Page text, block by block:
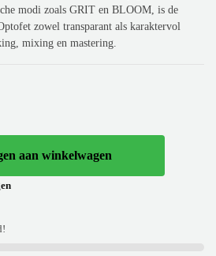
modi zoals GRIT en BLOOM, is de
zowel transparant als karaktervol
mixing en mastering.
aan winkelwagen